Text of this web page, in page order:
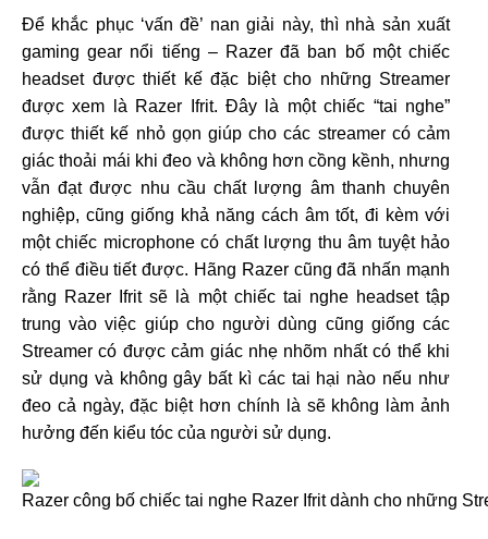
Để khắc phục ‘vấn đề’ nan giải này, thì nhà sản xuất
gaming gear nổi tiếng – Razer đã ban bố một chiếc
headset được thiết kế đặc biệt cho những Streamer
được xem là Razer Ifrit. Đây là một chiếc “tai nghe”
được thiết kế nhỏ gọn giúp cho các streamer có cảm
giác thoải mái khi đeo và không hơn cồng kềnh, nhưng
vẫn đạt được nhu cầu chất lượng âm thanh chuyên
nghiệp, cũng giống khả năng cách âm tốt, đi kèm với
một chiếc microphone có chất lượng thu âm tuyệt hảo
có thể điều tiết được. Hãng Razer cũng đã nhấn mạnh
rằng Razer Ifrit sẽ là một chiếc tai nghe headset tập
trung vào việc giúp cho người dùng cũng giống các
Streamer có được cảm giác nhẹ nhõm nhất có thể khi
sử dụng và không gây bất kì các tai hại nào nếu như
đeo cả ngày, đặc biệt hơn chính là sẽ không làm ảnh
hưởng đến kiểu tóc của người sử dụng.